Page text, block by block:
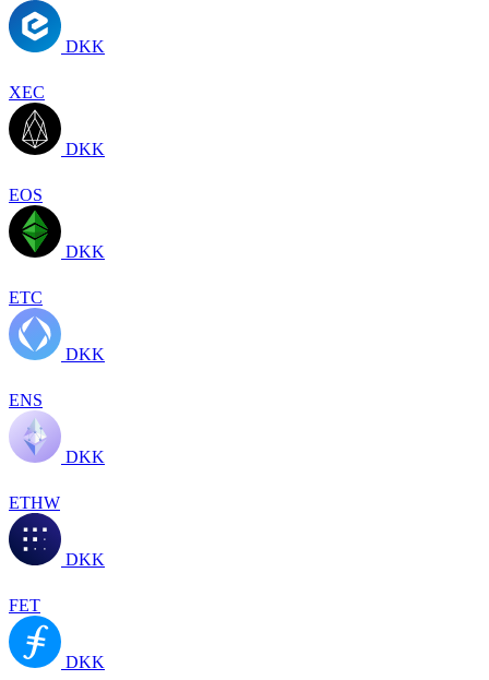
DKK
XEC
DKK
EOS
DKK
ETC
DKK
ENS
DKK
ETHW
DKK
FET
DKK